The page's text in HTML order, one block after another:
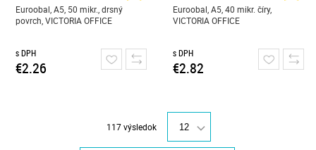
Euroobal, A5, 50 mikr., drsný
povrch, VICTORIA OFFICE
s DPH
€2.26
Euroobal, A5, 40 mikr. číry,
VICTORIA OFFICE
s DPH
€2.82
117 výsledok 12